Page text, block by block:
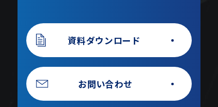
資料ダウンロード
お問い合わせ